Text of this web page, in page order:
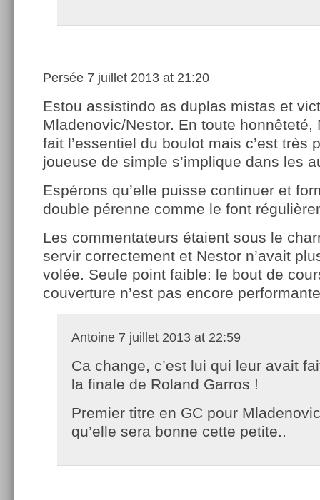
Persée 7 juillet 2013 at 21:20
Estou assistindo as duplas mistas et
Mladenovic/Nestor. En toute honnêteté,
fait l’essentiel du boulot mais c’est très
joueuse de simple s’implique dans les
Espérons qu’elle puisse continuer et
double pérenne comme le font
Les commentateurs étaient sous le
servir correctement et Nestor n’avait
volée. Seule point faible: le bout de
couverture n’est pas encore
Antoine 7 juillet 2013 at 22:59
Ca change, c’est lui qui leur avait
la finale de Roland Garros !
Premier titre en GC pour
qu’elle sera bonne cette petite..